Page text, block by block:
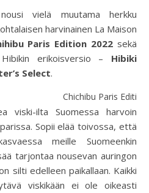
nousi vielä muutama herkku
harvinainen La Maison
Paris Edition 2022 sekä
Hibikin erikoisversio – Hibiki
Select.
Chichibu Paris
viski-ilta Suomessa harvoin
Sopii elää toivossa, että
meille Suomeenkin
tarjontaa nousevan auringon
silti edelleen paikallaan. Kaikki
viskikään ei ole oikeasti